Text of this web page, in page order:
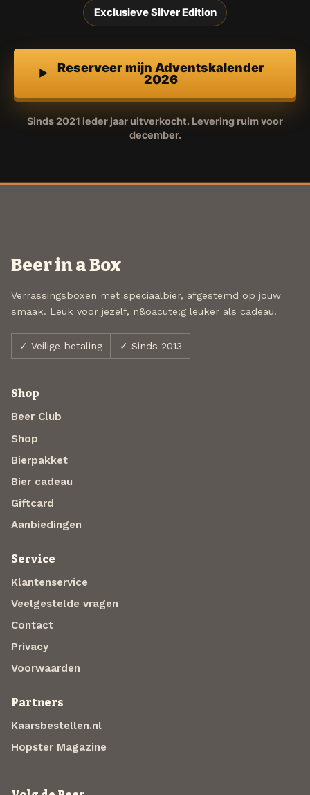
Exclusieve Silver Edition
Reserveer mijn Adventskalender
2026
Sinds 2021 ieder jaar uitverkocht. Levering ruim voor
december.
Beer in a Box
Verrassingsboxen met speciaalbier, afgestemd op jouw
smaak. Leuk voor jezelf, n&oacute;g leuker als cadeau.
✓ Veilige betaling ✓ Sinds 2013
Shop
Beer Club
Shop
Bierpakket
Bier cadeau
Giftcard
Aanbiedingen
Service
Klantenservice
Veelgestelde vragen
Contact
Privacy
Voorwaarden
Partners
Kaarsbestellen.nl
Hopster Magazine